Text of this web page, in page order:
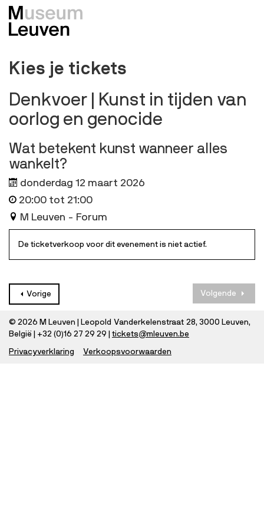
Kies je tickets
Denkvoer | Kunst in tijden van
oorlog en genocide
Wat betekent kunst wanneer alles
wankelt?
donderdag 12 maart 2026
20:00 tot 21:00
M Leuven - Forum
De ticketverkoop voor dit evenement is niet actief.
Vorige Volgende
© 2026 M Leuven | Leopold Vanderkelenstraat 28, 3000 Leuven,
België | +32 (0)16 27 29 29 | tickets@mleuven.be
Privacyverklaring Verkoopsvoorwaarden